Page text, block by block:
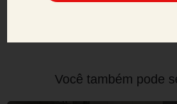
Você também pode